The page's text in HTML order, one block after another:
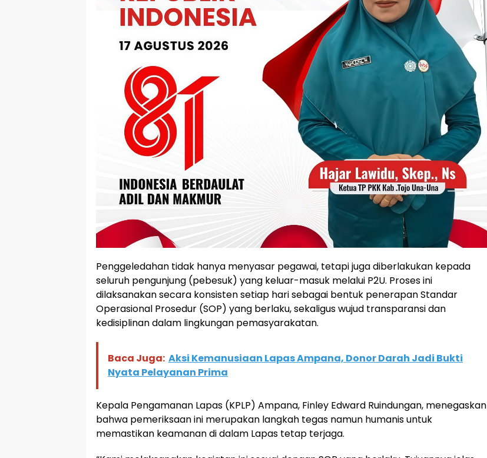
Penggeledahan tidak hanya menyasar pegawai, tetapi juga diberlakukan kepada
seluruh pengunjung (pebesuk) yang keluar-masuk melalui P2U. Proses ini
dilaksanakan secara konsisten setiap hari sebagai bentuk penerapan Standar
Operasional Prosedur (SOP) yang berlaku, sekaligus wujud transparansi dan
kedisiplinan dalam lingkungan pemasyarakatan.
Baca Juga: Aksi Kemanusiaan Lapas Ampana, Donor Darah Jadi Bukti
Nyata Pelayanan Prima
Kepala Pengamanan Lapas (KPLP) Ampana, Finley Edward Ruindungan, menegaskan
bahwa pemeriksaan ini merupakan langkah tegas namun humanis untuk
memastikan keamanan di dalam Lapas tetap terjaga.